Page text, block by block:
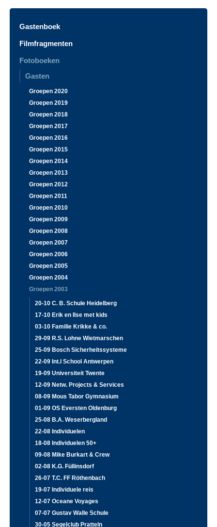
Gastenboek
Filmfragmenten
Fotoboeken
Gasten
Groepen 2020
Groepen 2019
Groepen 2018
Groepen 2017
Groepen 2016
Groepen 2015
Groepen 2014
Groepen 2013
Groepen 2012
Groepen 2011
Groepen 2010
Groepen 2009
Groepen 2008
Groepen 2007
Groepen 2006
Groepen 2005
Groepen 2004
Groepen 2003
20-10 C. B. Schule Heidelberg
17-10 Erik en Ilse met kids
03-10 Familie Krikke & co.
29-09 R.S. Lohne Wietmarschen
25-09 Bosch Sicherheitssysteme
22-09 Int.l School Antwerpen
19-09 Universiteit Twente
12-09 Netw. Projects & Services
08-09 Mous Tabor Gymnasium
01-09 OS Eversten Oldenburg
25-08 B.A. Weserbergland
22-08 Individuelen
18-08 Individuelen 50+
09-08 Mike Burkart & Crew
02-08 K.G. Füllinsdorf
26-07 T.C. FF Röthenbach
19-07 Individuele reis
12-07 Oceane Voyages
07-07 Gustav Walle Schule
30-05 Segelclub Pratteln